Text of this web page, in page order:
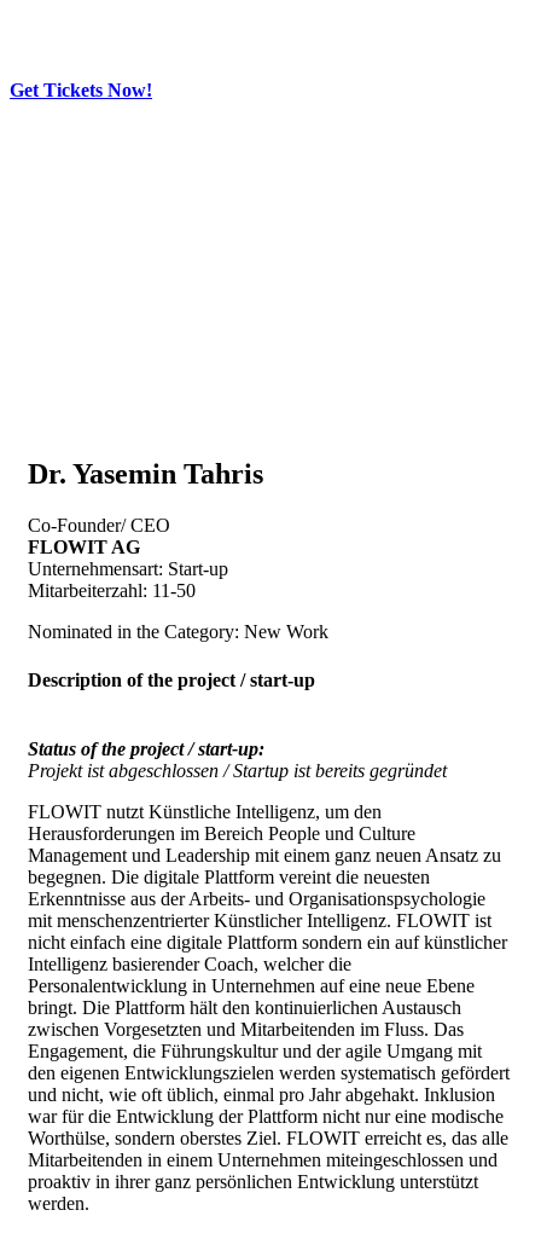
Get Tickets Now!
Dr. Yasemin Tahris
Co-Founder/ CEO
FLOWIT AG
Unternehmensart: Start-up
Mitarbeiterzahl: 11-50
Nominated in the Category: New Work
Description of the project / start-up
Status of the project / start-up:
Projekt ist abgeschlossen / Startup ist bereits gegründet
FLOWIT nutzt Künstliche Intelligenz, um den
Herausforderungen im Bereich People und Culture
Management und Leadership mit einem ganz neuen Ansatz zu
begegnen. Die digitale Plattform vereint die neuesten
Erkenntnisse aus der Arbeits- und Organisationspsychologie
mit menschenzentrierter Künstlicher Intelligenz. FLOWIT ist
nicht einfach eine digitale Plattform sondern ein auf künstlicher
Intelligenz basierender Coach, welcher die
Personalentwicklung in Unternehmen auf eine neue Ebene
bringt. Die Plattform hält den kontinuierlichen Austausch
zwischen Vorgesetzten und Mitarbeitenden im Fluss. Das
Engagement, die Führungskultur und der agile Umgang mit
den eigenen Entwicklungszielen werden systematisch gefördert
und nicht, wie oft üblich, einmal pro Jahr abgehakt. Inklusion
war für die Entwicklung der Plattform nicht nur eine modische
Worthülse, sondern oberstes Ziel. FLOWIT erreicht es, das alle
Mitarbeitenden in einem Unternehmen miteingeschlossen und
proaktiv in ihrer ganz persönlichen Entwicklung unterstützt
werden.